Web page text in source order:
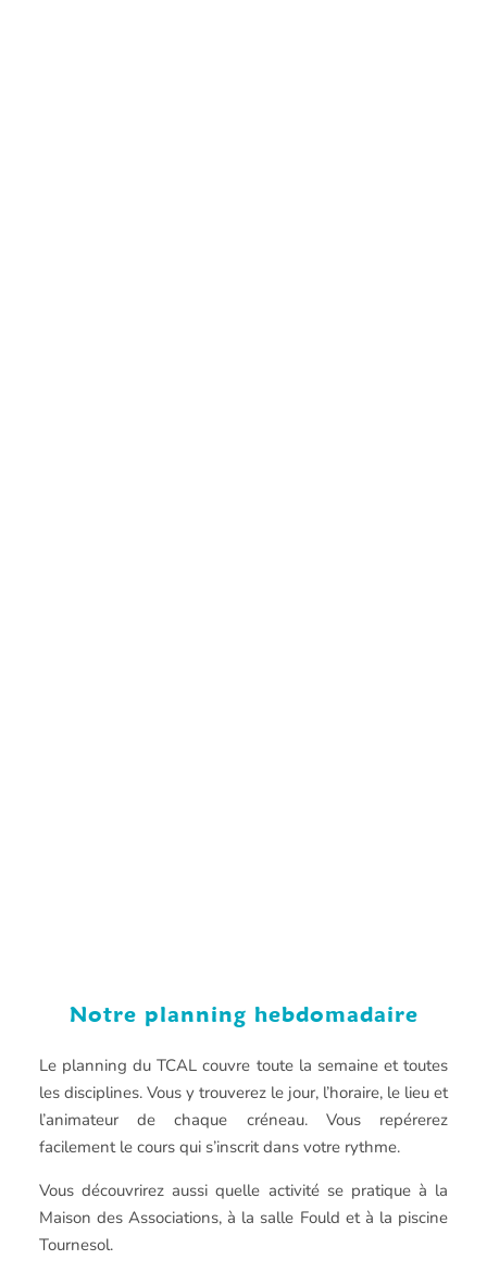
Notre planning hebdomadaire
Le planning du TCAL couvre toute la semaine et toutes
les disciplines. Vous y trouverez le jour, l’horaire, le lieu et
l’animateur de chaque créneau. Vous repérerez
facilement le cours qui s’inscrit dans votre rythme.
Vous découvrirez aussi quelle activité se pratique à la
Maison des Associations, à la salle Fould et à la piscine
Tournesol.